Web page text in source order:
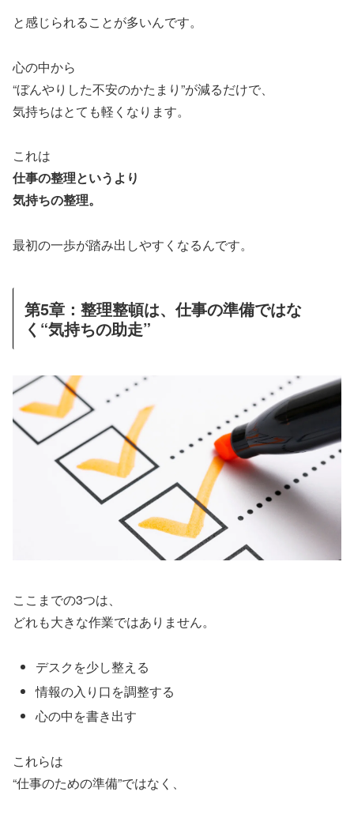
と感じられることが多いんです。
心の中から
“ぼんやりした不安のかたまり”が減るだけで、
気持ちはとても軽くなります。
これは
仕事の整理というより
気持ちの整理。
最初の一歩が踏み出しやすくなるんです。
第5章：整理整頓は、仕事の準備ではな
く“気持ちの助走”
ここまでの3つは、
どれも大きな作業ではありません。
デスクを少し整える
情報の入り口を調整する
心の中を書き出す
これらは
“仕事のための準備”ではなく、